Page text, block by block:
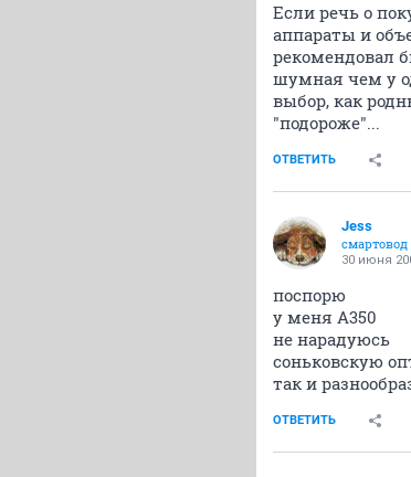
Если речь о
аппараты и
рекомендовал
шумная чем у
выбор, как
"подороже"...
ОТВЕТИТЬ
Jess
смартовод
30 июня
поспорю
у меня А350
не нарадуюсь
соньковскую
так и
ОТВЕТИТЬ